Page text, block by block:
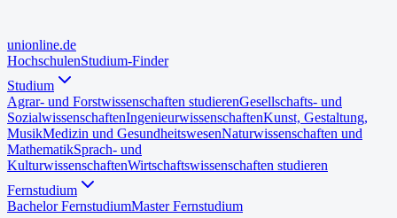
unionline.de
HochschulenStudium-Finder
Studium
Agrar- und Forstwissenschaften studierenGesellschafts- und
SozialwissenschaftenIngenieurwissenschaftenKunst, Gestaltung,
MusikMedizin und GesundheitswesenNaturwissenschaften und
MathematikSprach- und
KulturwissenschaftenWirtschaftswissenschaften studieren
Fernstudium
Bachelor FernstudiumMaster Fernstudium